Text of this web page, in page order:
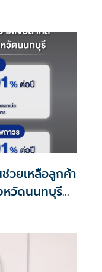
วยเหลือลูกค้า
หวัดนนทบุรี